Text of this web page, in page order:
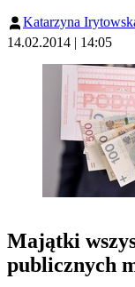
Katarzyna
14.02.2014 | 14:05
Majątki
publicznych